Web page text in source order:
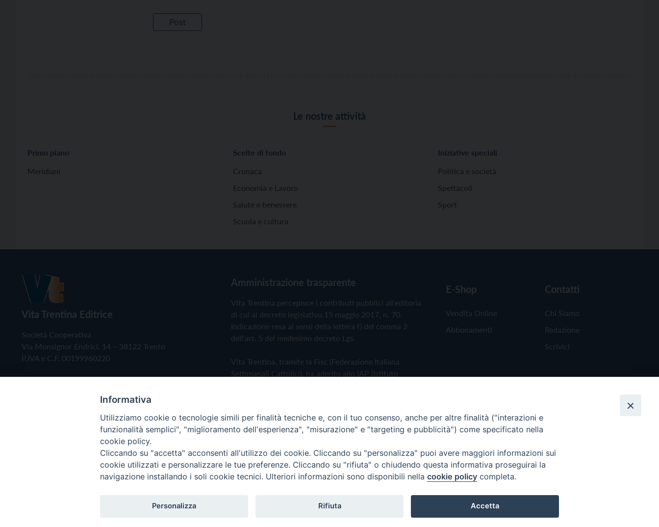
Le nostre attività
Primo piano
Meridiani
Scelte di fondo
Cronaca
Economia e Lavoro
Salute e benessere
Scuola e cultura
Iniziative speciali
Politica e società
Spettacoli
Sport
Vita Trentina Editrice
Società Cooperativa
Via Monsignor Endrici, 14 – 38122 Trento
P.IVA e C.F. 00199960220
Amministrazione trasparente
Vita Trentina percepisce i contributi pubblici all'editoria
di cui al decreto legislativo 15 maggio 2017, n. 70.
Indicazione resa ai sensi della lettera f) del comma 2
dell'art. 5 del medesimo decreto Lgs.
Vita Trentina, tramite la Fisc (Federazione Italiana
Settimanali Cattolici), ha aderito allo IAP (Istituto
Privacy Policy Cookie Policy
E-Shop
Vendita Online
Abbonamenti
Contatti
Chi Siamo
Redazione
Scrivici
Copyright © 2019 - Tutti i diritti riservati - Vita Trentina Editrice
Informativa
Utilizziamo cookie o tecnologie simili per finalità tecniche e, con il tuo consenso, anche per altre finalità ("interazioni e
funzionalità semplici", "miglioramento dell'esperienza", "misurazione" e "targeting e pubblicità") come specificato nella
cookie policy.
Cliccando su "accetta" acconsenti all'utilizzo dei cookie. Cliccando su "personalizza" puoi avere maggiori informazioni sui
cookie utilizzati e personalizzare le tue preferenze. Cliccando su "rifiuta" o chiudendo questa informativa proseguirai la
navigazione installando i soli cookie tecnici. Ulteriori informazioni sono disponibili nella cookie policy completa.
Personalizza Rifiuta Accetta